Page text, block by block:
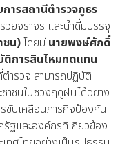
ารสถานีตำรวจภูธร
ยจราจร และน้ำดื่มบรรจุ
ชน)โดยมี นายพงษ์ศักดิ์
การสินไหมทดแทน
ำรวจ สามารถปฏิบัติ
าชนในช่วงฤดูฝนได้อย่าง
ขับเคลื่อนภารกิจป้องกัน
ฐและองค์กรที่เกี่ยวข้อง